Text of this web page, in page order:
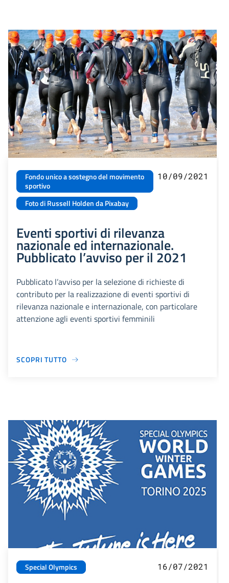
Fondo unico a sostegno del movimento
sportivo
Foto di Russell Holden da Pixabay
10/09/2021
Eventi sportivi di rilevanza
nazionale ed internazionale.
Pubblicato l’avviso per il 2021
Pubblicato l’avviso per la selezione di richieste di
contributo per la realizzazione di eventi sportivi di
rilevanza nazionale e internazionale, con particolare
attenzione agli eventi sportivi femminili
SCOPRI TUTTO
Special Olympics 16/07/2021